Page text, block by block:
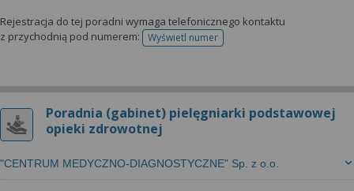
Rejestracja do tej poradni wymaga telefonicznego kontaktu
z przychodnią pod numerem:
Wyświetl numertelefonu do rejestracji
Poradnia (gabinet) pielęgniarki podstawowej
opieki zdrowotnej
"CENTRUM MEDYCZNO-DIAGNOSTYCZNE" Sp. z o.o.